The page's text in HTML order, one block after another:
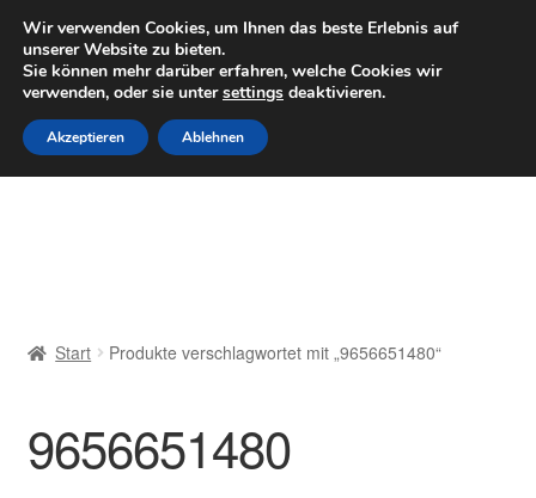
LIEFERUNG ab 6 EUR
Mo–Fr 9–16 Uhr · 0175 7465658
Zur
Navigation
springen
Zum
Inhalt
springen
Datenschutz-Bestimmungen
Start Produkte verschlagwortet mit „9656651480“
9656651480
Wir verwenden Cookies, um Ihnen das beste Erlebnis auf
unserer Website zu bieten.
Sie können mehr darüber erfahren, welche Cookies wir
verwenden, oder sie untersettings deaktivieren.
Akzeptieren Ablehnen